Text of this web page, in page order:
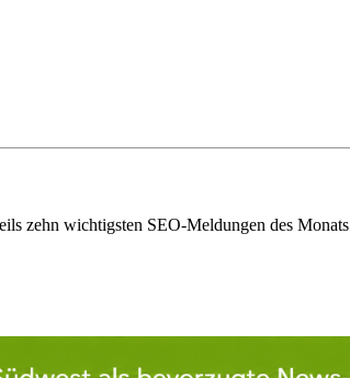
zehn wichtigsten SEO-Meldungen des